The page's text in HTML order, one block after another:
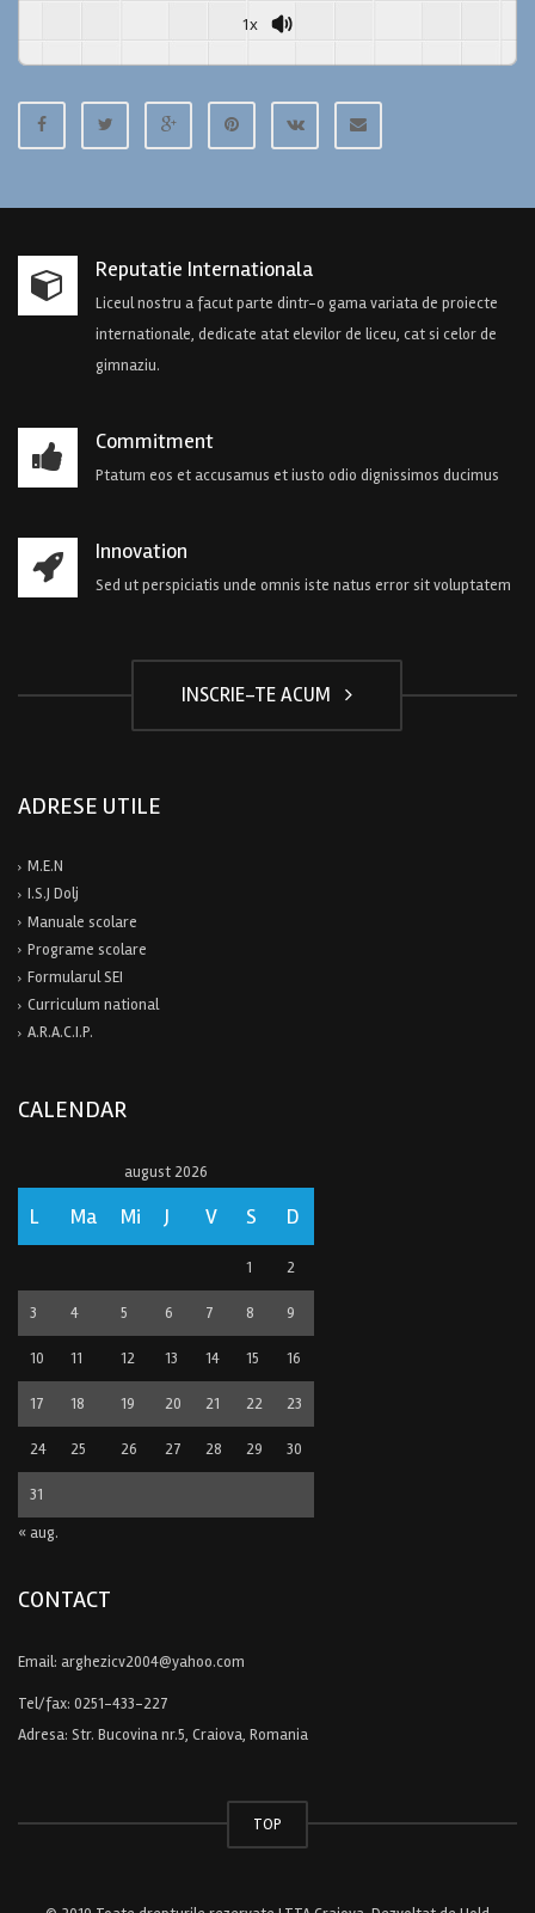
1x
Reputatie Internationala
Liceul nostru a facut parte dintr-o gama variata de proiecte
internationale, dedicate atat elevilor de liceu, cat si celor de
gimnaziu.
Commitment
Ptatum eos et accusamus et iusto odio dignissimos ducimus
Innovation
Sed ut perspiciatis unde omnis iste natus error sit voluptatem
INSCRIE-TE ACUM
ADRESE UTILE
M.E.N
I.S.J Dolj
Manuale scolare
Programe scolare
Formularul SEI
Curriculum national
A.R.A.C.I.P.
CALENDAR
august 2026
L Ma Mi J V S D
1 2
3 4 5 6 7 8 9
10 11 12 13 14 15 16
17 18 19 20 21 22 23
24 25 26 27 28 29 30
31
« aug.
CONTACT
Email: arghezicv2004@yahoo.com
Tel/fax: 0251-433-227
Adresa: Str. Bucovina nr.5, Craiova, Romania
TOP